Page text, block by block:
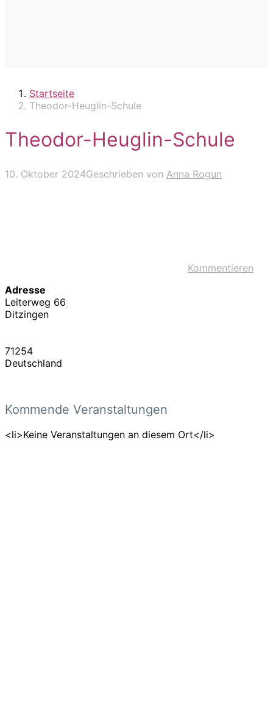
Startseite
Theodor-Heuglin-Schule
Theodor-Heuglin-Schule
10. Oktober 2024Geschrieben von Anna Rogun
Kommentieren
Adresse
Leiterweg 66
Ditzingen
71254
Deutschland
Kommende Veranstaltungen
<li>Keine Veranstaltungen an diesem Ort</li>